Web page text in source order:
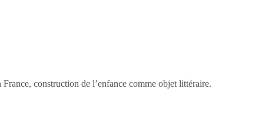
construction de l’enfance comme objet littéraire.